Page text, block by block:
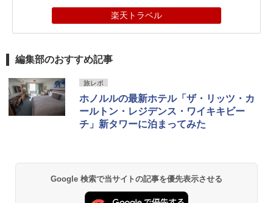
楽天トラベル
編集部のおすすめ記事
旅レポ
ホノルルの最新ホテル「ザ・リッツ・カ
ールトン・レジデンス・ワイキキビー
チ」新タワーに泊まってみた
Google 検索で当サイトの記事を優先表示させる